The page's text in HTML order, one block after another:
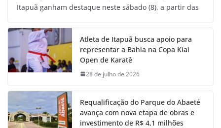
Itapuã ganham destaque neste sábado (8), a partir das
Atleta de Itapuã busca apoio para
representar a Bahia na Copa Kiai
Open de Karatê
28 de julho de 2026
Requalificação do Parque do Abaeté
avança com nova etapa de obras e
investimento de R$ 4,1 milhões